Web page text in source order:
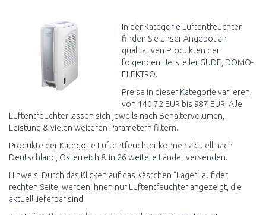
Vergleichen Vergleichen
In der Kategorie Luftentfeuchter
finden Sie unser Angebot an
qualitativen Produkten der
folgenden Hersteller:GÜDE, DOMO-
ELEKTRO.
Preise in dieser Kategorie variieren
von 140,72 EUR bis 987 EUR. Alle
Luftentfeuchter lassen sich jeweils nach Behältervolumen,
Leistung & vielen weiteren Parametern filtern.
Produkte der Kategorie Luftentfeuchter können aktuell nach
Deutschland, Österreich & in 26 weitere Länder versenden.
Hinweis: Durch das Klicken auf das Kästchen "Lager" auf der
rechten Seite, werden Ihnen nur Luftentfeuchter angezeigt, die
aktuell lieferbar sind.